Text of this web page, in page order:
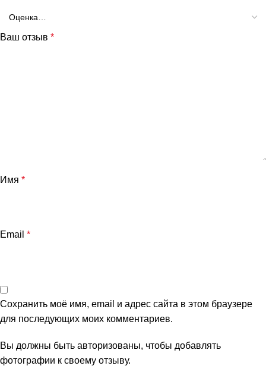
Ваш отзыв *
Имя *
Email *
Сохранить моё имя, email и адрес сайта в этом браузере
для последующих моих комментариев.
Вы должны быть авторизованы, чтобы добавлять
фотографии к своему отзыву.